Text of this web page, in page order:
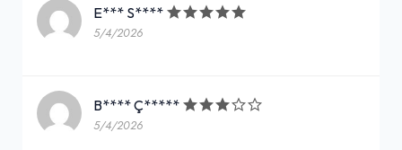
E*** S****
5/4/2026
B**** Ç*****
5/4/2026